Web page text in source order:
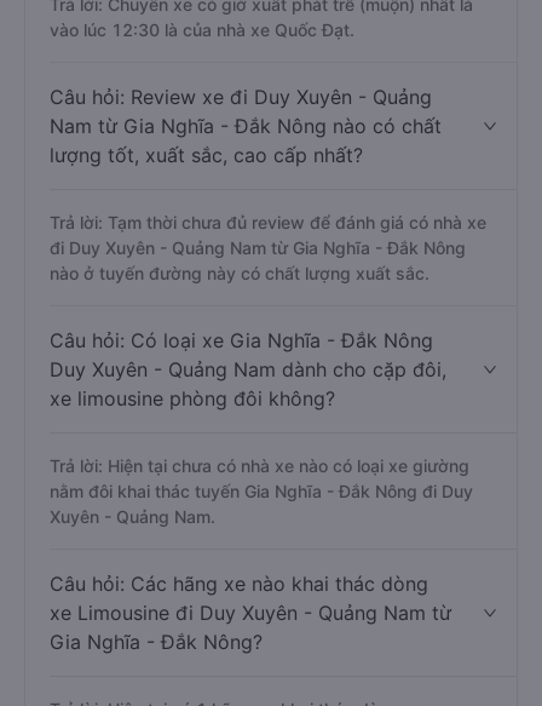
Trả lời: Chuyến xe có giờ xuất phát trễ (muộn) nhất là
vào lúc 12:30 là của nhà xe Quốc Đạt.
Câu hỏi: Review xe đi Duy Xuyên - Quảng
Nam từ Gia Nghĩa - Đắk Nông nào có chất
lượng tốt, xuất sắc, cao cấp nhất?
Trả lời: Tạm thời chưa đủ review để đánh giá có nhà xe
đi Duy Xuyên - Quảng Nam từ Gia Nghĩa - Đắk Nông
nào ở tuyến đường này có chất lượng xuất sắc.
Câu hỏi: Có loại xe Gia Nghĩa - Đắk Nông
Duy Xuyên - Quảng Nam dành cho cặp đôi,
xe limousine phòng đôi không?
Trả lời: Hiện tại chưa có nhà xe nào có loại xe giường
nằm đôi khai thác tuyến Gia Nghĩa - Đắk Nông đi Duy
Xuyên - Quảng Nam.
Câu hỏi: Các hãng xe nào khai thác dòng
xe Limousine đi Duy Xuyên - Quảng Nam từ
Gia Nghĩa - Đắk Nông?